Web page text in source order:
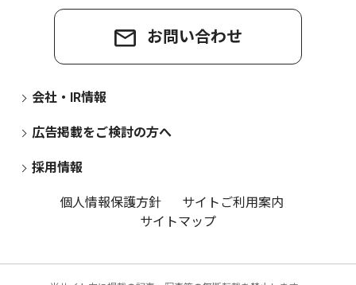
お問い合わせ
会社・IR情報
広告掲載をご検討の方へ
採用情報
個人情報保護方針
サイトご利用案内
サイトマップ